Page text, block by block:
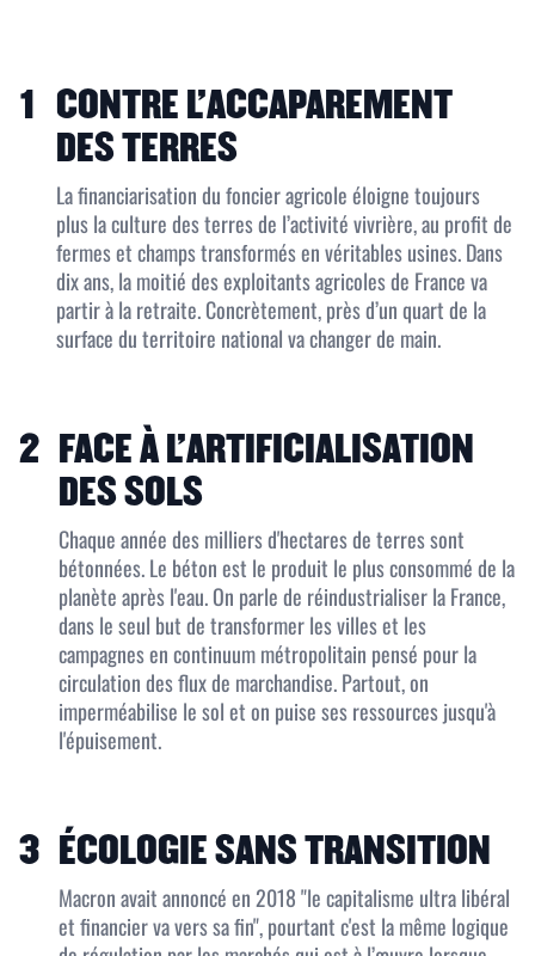
1 CONTRE L’ACCAPAREMENT
DES TERRES
La financiarisation du foncier agricole éloigne toujours
plus la culture des terres de l’activité vivrière, au profit de
fermes et champs transformés en véritables usines. Dans
dix ans, la moitié des exploitants agricoles de France va
partir à la retraite. Concrètement, près d’un quart de la
surface du territoire national va changer de main.
2 FACE À L’ARTIFICIALISATION
DES SOLS
Chaque année des milliers d'hectares de terres sont
bétonnées. Le béton est le produit le plus consommé de la
planète après l'eau. On parle de réindustrialiser la France,
dans le seul but de transformer les villes et les
campagnes en continuum métropolitain pensé pour la
circulation des flux de marchandise. Partout, on
imperméabilise le sol et on puise ses ressources jusqu'à
l'épuisement.
3 ÉCOLOGIE SANS TRANSITION
Macron avait annoncé en 2018 "le capitalisme ultra libéral
et financier va vers sa fin", pourtant c'est la même logique